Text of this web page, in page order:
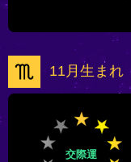
11月生まれ
交際運